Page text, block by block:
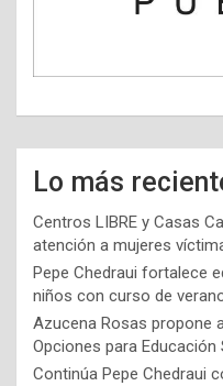
Lo más
Centros LIBRE y Casas
atención a mujeres
Pepe Chedraui fortalece
niños con curso de
Azucena Rosas propone
Opciones para Educación
Continúa Pepe Chedraui